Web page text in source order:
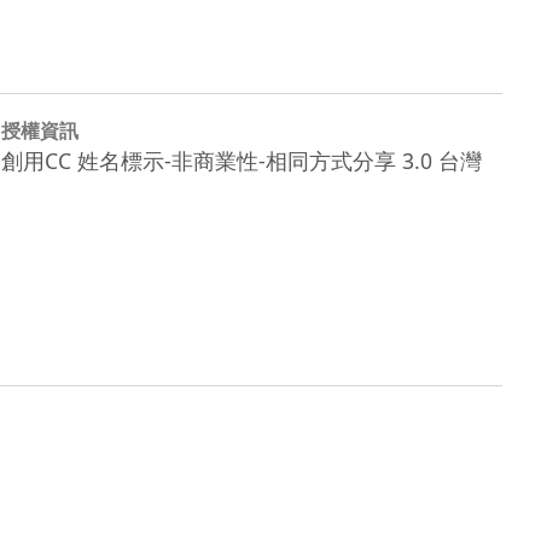
授權資訊
創用CC 姓名標示-非商業性-相同方式分享 3.0 台灣